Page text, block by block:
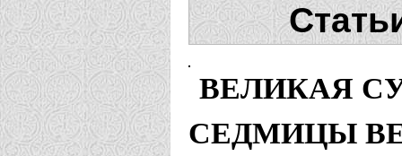
ВЕЛИКАЯ
СЕДМИЦЫ